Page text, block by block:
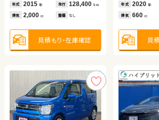
年式 2015 年 走行 128,400 km
排気 2,000 cc 整備 なし
見積もり・在庫確認
年式 2020年
排気 660cc
見
見積もり・在庫確認 見
見積もり・在庫確認 見